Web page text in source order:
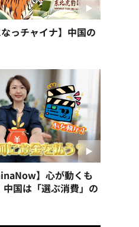
なっチャイナ】中国の
】心が動くも
国は「選ぶ消費」の